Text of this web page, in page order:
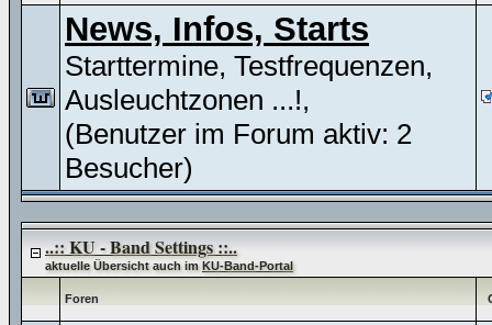
News, Infos, Starts
Starttermine, Testfrequenzen,
Ausleuchtzonen ...!,
(Benutzer im Forum aktiv: 2
Besucher)
..:: KU - Band Settings ::..
aktuelle Übersicht auch imKU-Band-Portal
Foren